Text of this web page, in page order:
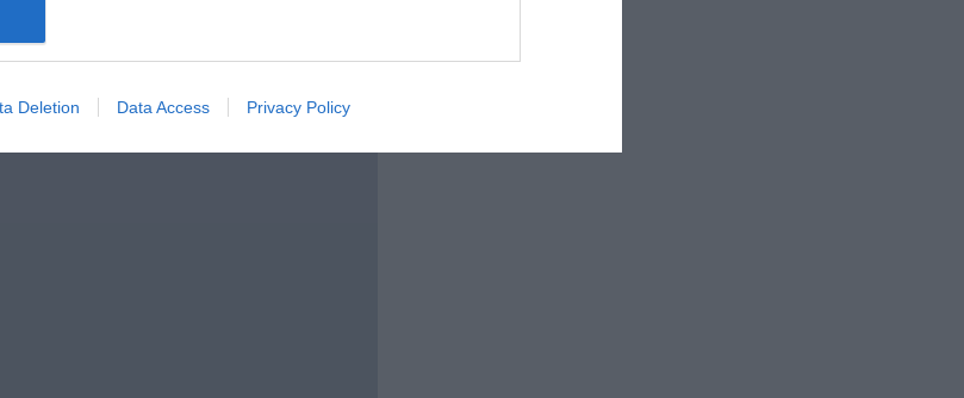
Deletion Data Access Privacy Policy